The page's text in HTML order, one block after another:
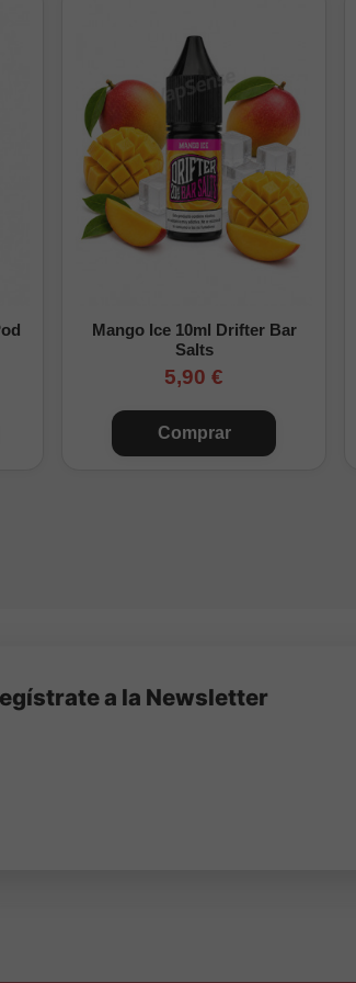
60ml Muy fuerte
120ml Sin nicotina
120ml Muy suave
120ml Suave
Medio
Mango Ice 10ml Drifter Bar
Salts
5,90 €
Comprar
a la Newsletter